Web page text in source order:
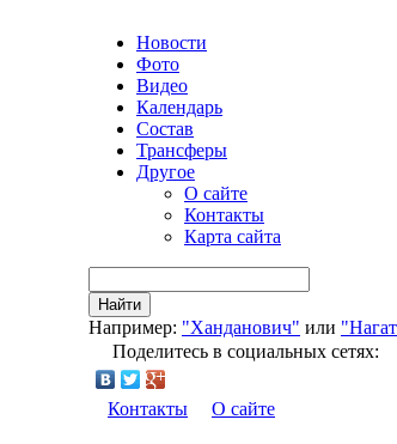
Новости
Фото
Видео
Календарь
Состав
Трансферы
Другое
О сайте
Контакты
Карта сайта
Найти
Например: "Ханданович" или
Поделитесь в социальных сетях:
Контакты О сайте